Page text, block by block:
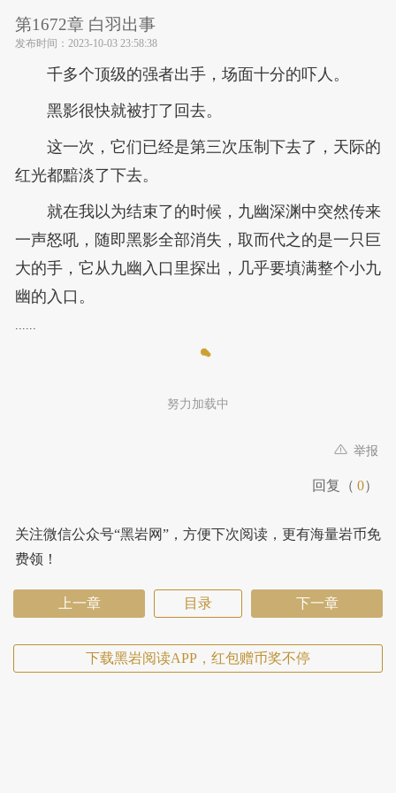
第1672章 白羽出事
发布时间： 2023-10-03 23:58:38
千多个顶级的强者出手，场面十分的吓人。
黑影很快就被打了回去。
这一次，它们已经是第三次压制下去了，天际的
红光都黯淡了下去。
就在我以为结束了的时候，九幽深渊中突然传来
一声怒吼，随即黑影全部消失，取而代之的是一只巨
大的手，它从九幽入口里探出，几乎要填满整个小九
幽的入口。
......
努力加载中
举报
回复（ 0）
关注微信公众号“黑岩网”，方便下次阅读，更有海量岩币免
费领！
上一章 目录 下一章
下载黑岩阅读APP，红包赠币奖不停